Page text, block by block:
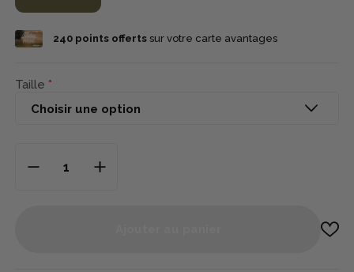
240points offertssur votre carte avantages
Taille